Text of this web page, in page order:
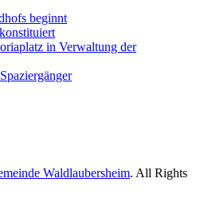
beginnt
in Verwaltung der
Waldlaubersheim. All Rights